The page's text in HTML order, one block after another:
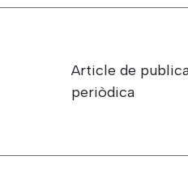
Article de
periòdica